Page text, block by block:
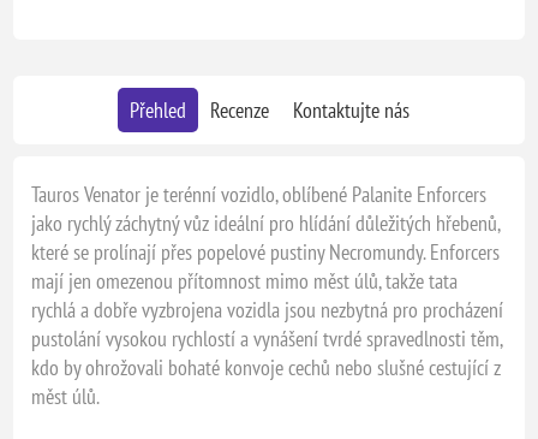
Přehled Recenze Kontaktujte nás
Tauros Venator je terénní vozidlo, oblíbené Palanite Enforcers
jako rychlý záchytný vůz ideální pro hlídání důležitých hřebenů,
které se prolínají přes popelové pustiny Necromundy. Enforcers
mají jen omezenou přítomnost mimo měst úlů, takže tata
rychlá a dobře vyzbrojena vozidla jsou nezbytná pro procházení
pustolání vysokou rychlostí a vynášení tvrdé spravedlnosti těm,
kdo by ohrožovali bohaté konvoje cechů nebo slušné cestující z
měst úlů.